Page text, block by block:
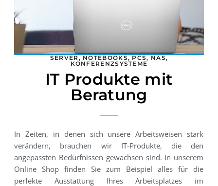
SERVER, NOTEBOOKS, PCS, NAS,
KONFERENZSYSTEME
IT Produkte mit
Beratung
In Zeiten, in denen sich unsere Arbeitsweisen stark
verändern, brauchen wir IT-Produkte, die den
angepassten Bedürfnissen gewachsen sind. In unserem
Online Shop finden Sie zum Beispiel alles für die
perfekte Ausstattung Ihres Arbeitsplatzes im